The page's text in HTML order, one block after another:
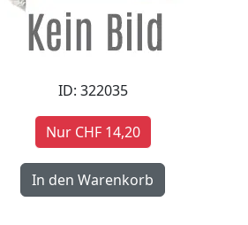
ID: 322035
Nur CHF 14,20